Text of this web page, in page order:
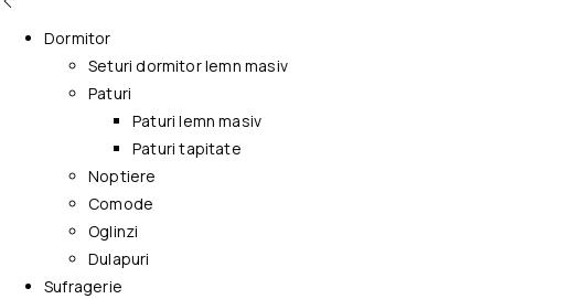
Dormitor
Seturi dormitor lemn masiv
Paturi
Paturi lemn masiv
Paturi tapitate
Noptiere
Comode
Oglinzi
Dulapuri
Sufragerie